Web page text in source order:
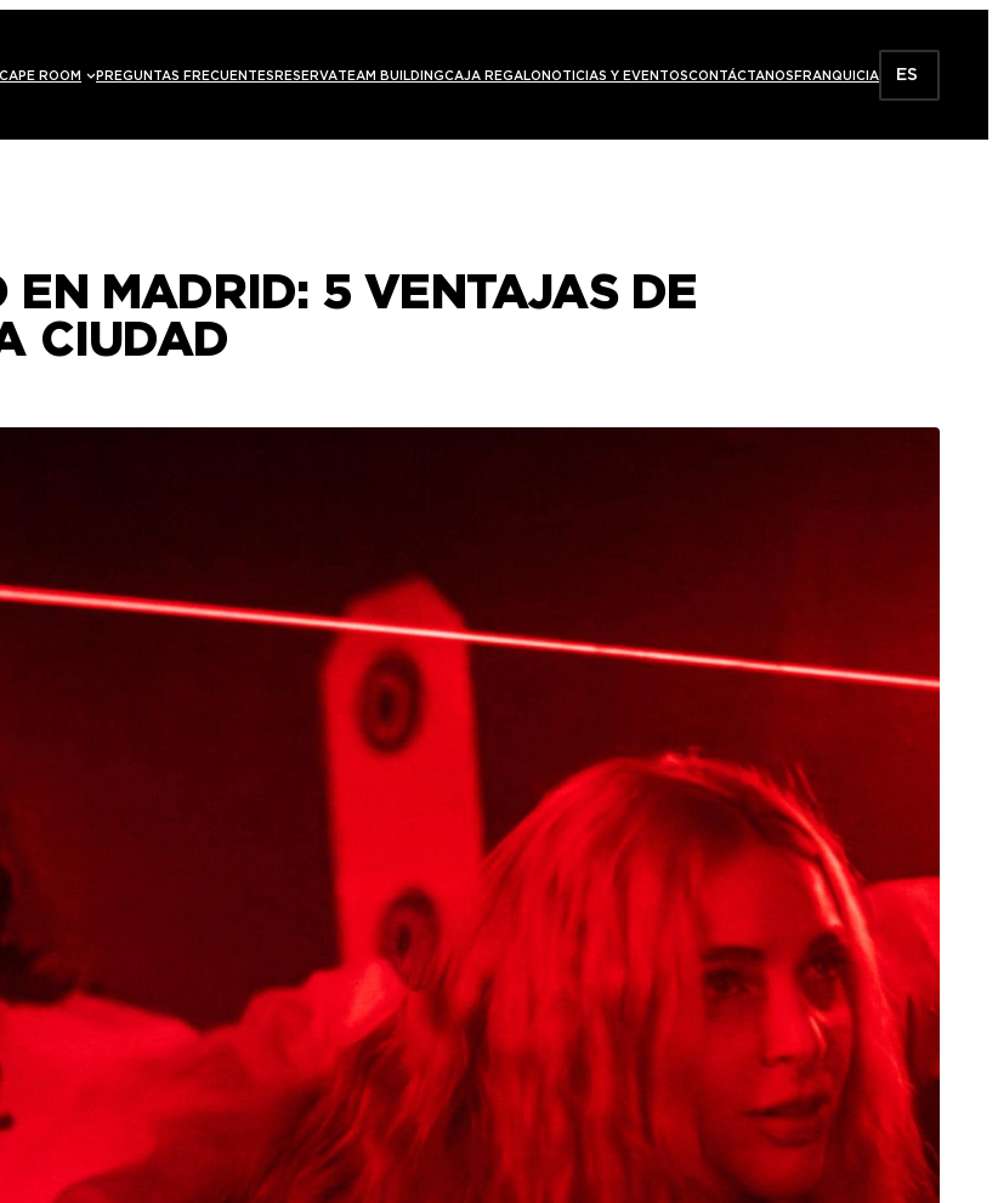
ROOM PREGUNTAS FRECUENTES RESERVATEAM BUILDINGCAJA REGALO NOTICIAS Y EVENTOSCONTÁCTANOS FRANQUICIA ES
EN MADRID: 5 VENTAJAS DE
CIUDAD